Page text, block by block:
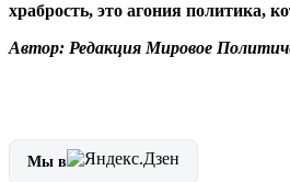
храбрость, это агония политика,
Автор: Редакция Мировое
Мы в